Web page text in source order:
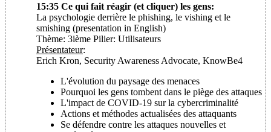
15:35 Ce qui fait réagir (et cliquer) les gens:
La psychologie derrière le phishing, le vishing et le
smishing (presentation in English)
Thème: 3ième Pilier: Utilisateurs
Présentateur:
Erich Kron, Security Awareness Advocate, KnowBe4
L'évolution du paysage des menaces
Pourquoi les gens tombent dans le piège des attaques
L'impact de COVID-19 sur la cybercriminalité
Actions et méthodes actualisées des attaquants
Se défendre contre les attaques nouvelles et